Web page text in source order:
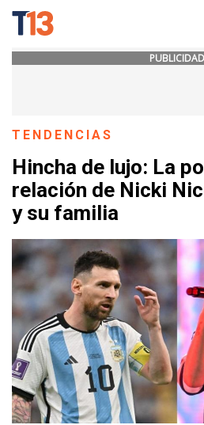
PUBLICIDAD
TENDENCIAS
Hincha de lujo: La
relación de Nicki
y su familia